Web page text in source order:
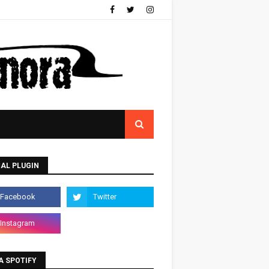
PLUGIN
SPOTIFY